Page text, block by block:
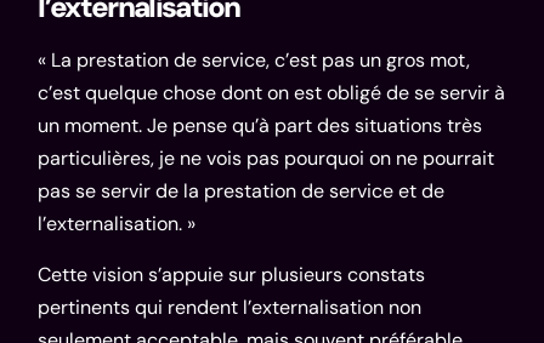
« La prestation de service, c’est pas un gros mot,
c’est quelque chose dont on est obligé de se servir à
un moment. Je pense qu’à part des situations très
particulières, je ne vois pas pourquoi on ne pourrait
pas se servir de la prestation de service et de
l’externalisation. »
Cette vision s’appuie sur plusieurs constats
pertinents qui rendent l’externalisation non